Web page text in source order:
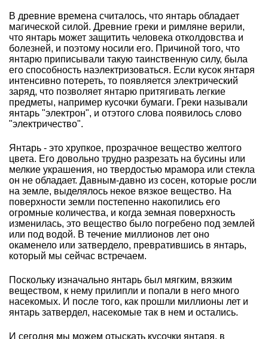
В древние времена считалось, что янтарь обладает
магической силой. Древние греки и римляне верили,
что янтарь может защитить человека отколдовства и
болезней, и поэтому носили его. Причиной того, что
янтарю приписывали такую таинственную силу, была
его способность наэлектризоваться. Если кусок янтаря
интенсивно потереть, то появляется электрический
заряд, что позволяет янтарю притягивать легкие
предметы, например кусочки бумаги. Греки называли
янтарь "электрон", и отэтого слова появилось слово
"электричество".
Янтарь - это хрупкое, прозрачное вещество желтого
цвета. Его довольно трудно разрезать на бусины или
мелкие украшения, но твердостью мрамора или стекла
он не обладает. Давным-давно из сосен, которые росли
на земле, выделялось некое вязкое вещество. На
поверхности земли постепенно накопились его
огромные количества, и когда земная поверхность
изменилась, это вещество было погребено под землей
или под водой. В течение миллионов лет оно
окаменело или затвердело, превратившись в янтарь,
который мы сейчас встречаем.
Поскольку изначально янтарь был мягким, вязким
веществом, к нему прилипли и попали в него много
насекомых. И после того, как прошли миллионы лет и
янтарь затвердел, насекомые так в нем и остались.
И сегодня мы можем отыскать кусочки янтаря, в